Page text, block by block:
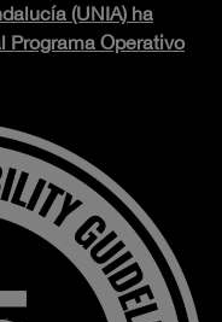
(UNIA) ha
Programa Operativo